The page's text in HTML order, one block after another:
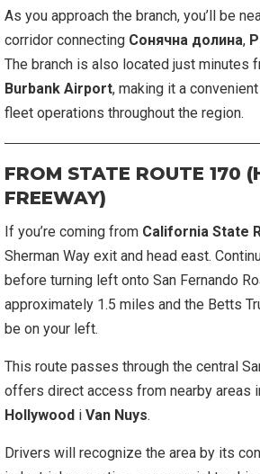
As you approach the branch, you’ll be
corridor connecting Сонячна долина,
The branch is also located just minutes
Burbank Airport, making it a
fleet operations throughout the region.
FROM STATE ROUTE 170
FREEWAY)
If you’re coming from California State
Sherman Way exit and head east.
before turning left onto San Fernando
approximately 1.5 miles and the Betts
be on your left.
This route passes through the central
offers direct access from nearby areas
Hollywood і Van Nuys.
Drivers will recognize the area by its